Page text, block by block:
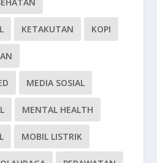
KETAKUTAN KOPI
MEDIA SOSIAL
MENTAL HEALTH
MOBIL LISTRIK